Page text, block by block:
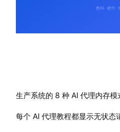
生产系统的 8 种 AI 代理内存模
每个 AI 代理教程都显示无状态